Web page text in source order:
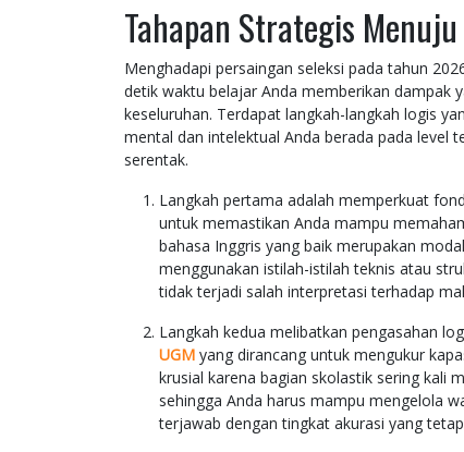
Tahapan Strategis
Menghadapi persaingan seleksi pada tahun
detik waktu belajar Anda memberikan dampak
keseluruhan. Terdapat langkah-langkah logis
mental dan intelektual Anda berada pada level
serentak.
Langkah pertama adalah memperkuat
untuk memastikan Anda mampu
bahasa Inggris yang baik merupakan
menggunakan istilah-istilah teknis atau
tidak terjadi salah interpretasi terhadap
Langkah kedua melibatkan pengasahan
UGM yang dirancang untuk mengukur
krusial karena bagian skolastik sering kali
sehingga Anda harus mampu mengelola
terjawab dengan tingkat akurasi yang